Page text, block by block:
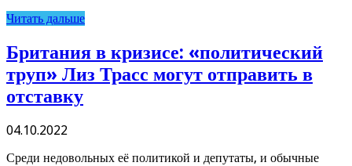
Читать дальше
Британия в кризисе: «политический
труп» Лиз Трасс могут отправить в
отставку
04.10.2022
Среди недовольных её политикой и депутаты, и обычные